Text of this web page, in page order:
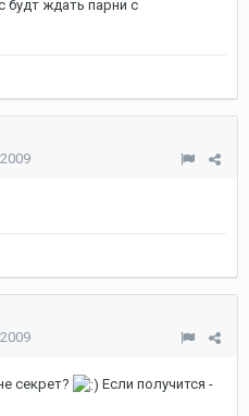
будт ждать парни с
секрет?
Если получится -